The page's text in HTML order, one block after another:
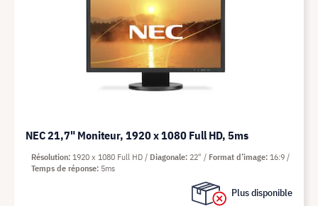
NEC 21,7" Moniteur, 1920 x 1080 Full HD, 5ms
Plus disponible
Résolution 1920 x 1080 Full HD Diagonale 22" Format d’image 16:9
Temps de réponse 5ms